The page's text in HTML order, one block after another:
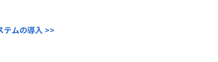
テムの導入 >>